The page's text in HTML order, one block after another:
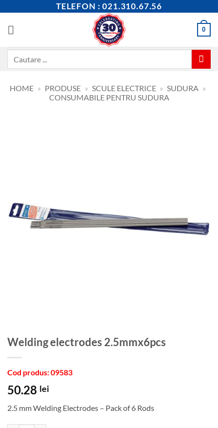
content
TELEFON : 021.310.67.56
0
HOME » PRODUSE » SCULE ELECTRICE » SUDURA »
CONSUMABILE PENTRU SUDURA
welding electrodes 2.5mmx6pcs
Cod produs: 09583
50.28 lei
2.5 mm Welding Electrodes – Pack of 6 Rods